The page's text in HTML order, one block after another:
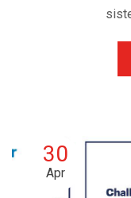
30
Apr